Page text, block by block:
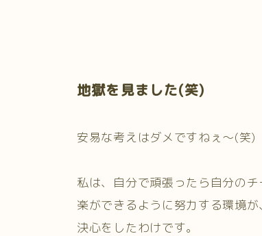
地獄を見ました(笑)
安易な考えはダメですねぇ～(笑)
私は、自分で頑張ったら自分の
楽ができるように努力する環境
決心をしたわけです。